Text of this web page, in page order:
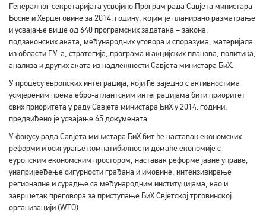
Генералног секретаријата усвојило Програм рада Савјета министара
Босне и Херцеговине за 2014. годину, којим је планирано разматрање
и усвајање више од 640 програмских задатака – закона,
подзаконских аката, међународних уговора и споразума, материјала
из области ЕУ-а, стратегија, програма и акцијских планова, политика,
анализа и других аката из надлежности Савјета министара БиХ.
У процесу европских интеграција, који ће заједно с активностима
усмјереним према ебро-атлантским интеграцијама бити приоритет
свих приоритета у раду Савјета министара БиХ у 2014. години,
предвиђено је усвајање 65 докумената.
У фокусу рада Савјета министара БиХ бит ће наставак економских
реформи и осигурање компатибилности домаће економије с
еуропским економским простором, наставак реформе јавне управе,
унапријееђење сигурности грађана и имовине, интензивирање
регионалне и сурадње са међународним институцијама, као и
завршетак преговора за приступање БиХ Свјетској трговинској
организацији (WТО).